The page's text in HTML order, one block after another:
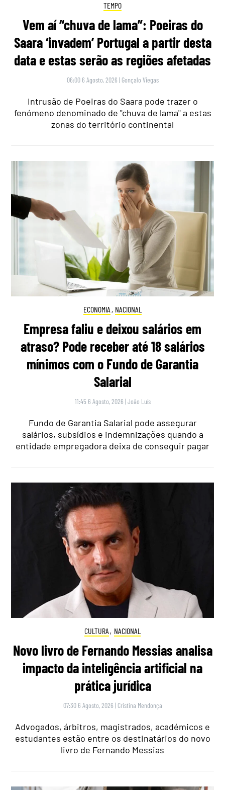
TEMPO
Vem aí “chuva de lama”: Poeiras do
Saara ‘invadem’ Portugal a partir desta
data e estas serão as regiões afetadas
06:00 6 Agosto, 2026 | Gonçalo Viegas
Intrusão de Poeiras do Saara pode trazer o
fenómeno denominado de "chuva de lama" a estas
zonas do território continental
ECONOMIA , NACIONAL
Empresa faliu e deixou salários em
atraso? Pode receber até 18 salários
mínimos com o Fundo de Garantia
Salarial
11:45 6 Agosto, 2026 |João Luís
Fundo de Garantia Salarial pode assegurar
salários, subsídios e indemnizações quando a
entidade empregadora deixa de conseguir pagar
CULTURA , NACIONAL
Novo livro de Fernando Messias analisa
impacto da inteligência artificial na
prática jurídica
07:30 6 Agosto, 2026 | Cristina Mendonça
Advogados, árbitros, magistrados, académicos e
estudantes estão entre os destinatários do novo
livro de Fernando Messias